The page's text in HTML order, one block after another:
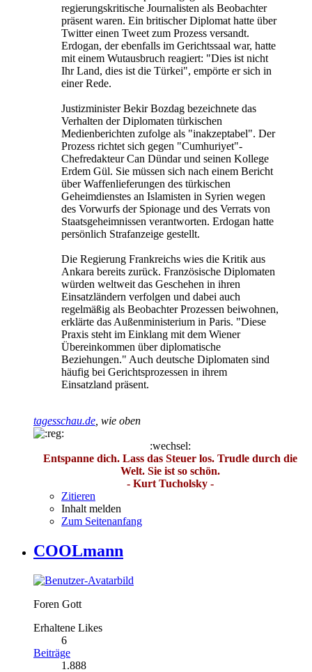
regierungskritische Journalisten als Beobachter
präsent waren. Ein britischer Diplomat hatte über
Twitter einen Tweet zum Prozess versandt.
Erdogan, der ebenfalls im Gerichtssaal war, hatte
mit einem Wutausbruch reagiert: "Dies ist nicht
Ihr Land, dies ist die Türkei", empörte er sich in
einer Rede.
Justizminister Bekir Bozdag bezeichnete das
Verhalten der Diplomaten türkischen
Medienberichten zufolge als "inakzeptabel". Der
Prozess richtet sich gegen "Cumhuriyet"-
Chefredakteur Can Dündar und seinen Kollege
Erdem Gül. Sie müssen sich nach einem Bericht
über Waffenlieferungen des türkischen
Geheimdienstes an Islamisten in Syrien wegen
des Vorwurfs der Spionage und des Verrats von
Staatsgeheimnissen verantworten. Erdogan hatte
persönlich Strafanzeige gestellt.
Die Regierung Frankreichs wies die Kritik aus
Ankara bereits zurück. Französische Diplomaten
würden weltweit das Geschehen in ihren
Einsatzländern verfolgen und dabei auch
regelmäßig als Beobachter Prozessen beiwohnen,
erklärte das Außenministerium in Paris. "Diese
Praxis steht im Einklang mit dem Wiener
Übereinkommen über diplomatische
Beziehungen." Auch deutsche Diplomaten sind
häufig bei Gerichtsprozessen in ihrem
Einsatzland präsent.
tagesschau.de , wie oben
:wechsel:
Entspanne dich. Lass das Steuer los. Trudle durch die
Welt. Sie ist so schön.
- Kurt Tucholsky -
Zitieren
Inhalt melden
Zum Seitenanfang
COOLmann
Foren Gott
Erhaltene Likes
6
Beiträge
1.888